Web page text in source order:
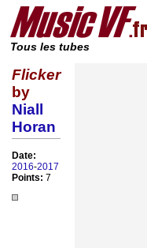
Tous les tubes
Flicker
by
Niall
Horan
Date:
2016-2017
Points: 7